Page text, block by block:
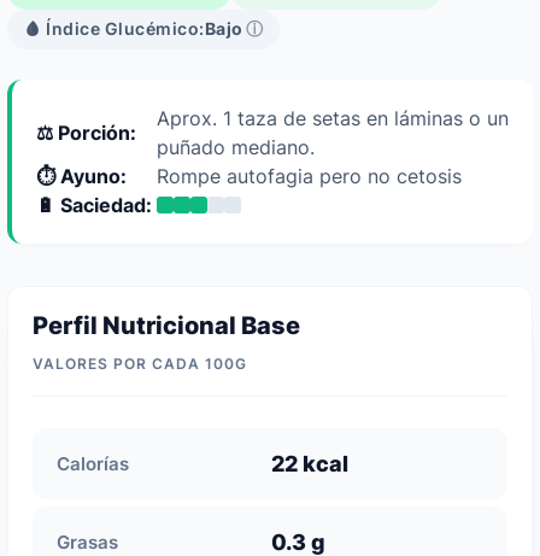
🩸 Índice Glucémico:Bajo ⓘ
⚖️ Porción:
Aprox. 1 taza de setas en láminas o un
puñado mediano.
⏱️ Ayuno:
Rompe autofagia pero no cetosis
🔋 Saciedad:
Perfil Nutricional Base
VALORES POR CADA 100G
Calorías 22 kcal
Grasas 0.3 g